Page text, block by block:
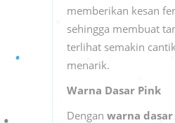
memberikan kesan
sehingga membuat
terlihat semakin
menarik.
Warna Dasar Pink
Dengan warna